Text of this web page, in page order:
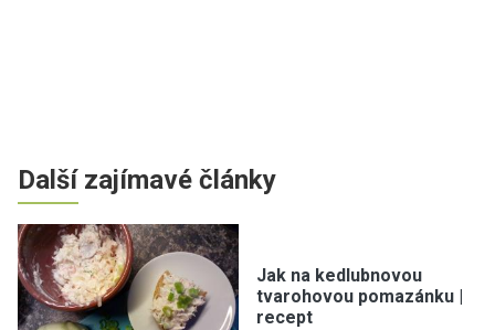
Další zajímavé články
Jak na kedlubnovou
tvarohovou pomazánku |
recept